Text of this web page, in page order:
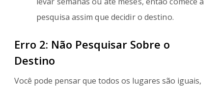
pesquisa assim que decidir o destino.
Erro 2: Não Pesquisar Sobre o
Destino
Você pode pensar que todos os lugares são iguais,